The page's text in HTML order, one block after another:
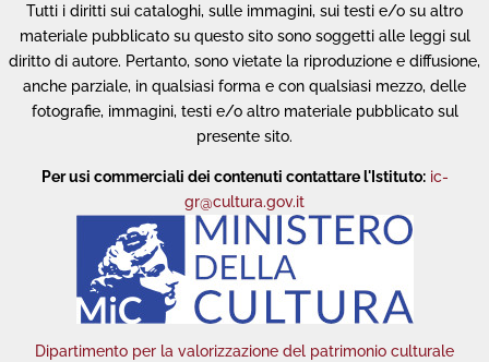
Tutti i diritti sui cataloghi, sulle immagini, sui testi e/o su altro
materiale pubblicato su questo sito sono soggetti alle leggi sul
diritto di autore. Pertanto, sono vietate la riproduzione e diffusione,
anche parziale, in qualsiasi forma e con qualsiasi mezzo, delle
fotografie, immagini, testi e/o altro materiale pubblicato sul
presente sito.
Per usi commerciali dei contenuti contattare l'Istituto: ic-
gr@cultura.gov.it
Dipartimento per la valorizzazione del patrimonio culturale